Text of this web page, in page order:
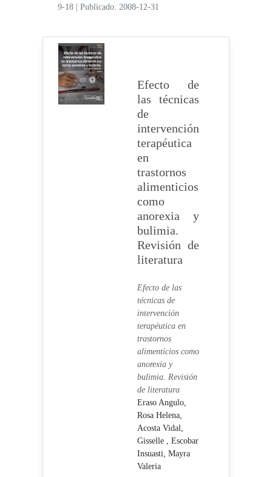
9-18
|Publicado: 2008-12-31
Efecto de
las técnicas
de
intervención
terapéutica
en
trastornos
alimenticios
como
anorexia y
bulimia.
Revisión de
literatura
Efecto de las
técnicas de
intervención
terapéutica en
trastornos
alimenticios como
anorexia y
bulimia. Revisión
de literatura
Eraso Angulo,
Rosa Helena,
Acosta Vidal,
Gisselle , Escobar
Insuasti, Mayra
Valeria